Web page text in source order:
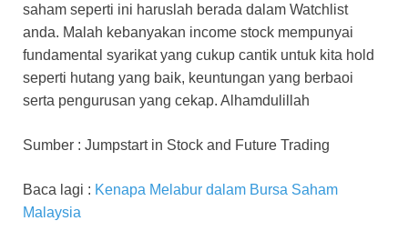
saham seperti ini haruslah berada dalam Watchlist
anda. Malah kebanyakan income stock mempunyai
fundamental syarikat yang cukup cantik untuk kita hold
seperti hutang yang baik, keuntungan yang berbaoi
serta pengurusan yang cekap. Alhamdulillah
Sumber : Jumpstart in Stock and Future Trading
Baca lagi : Kenapa Melabur dalam Bursa Saham
Malaysia